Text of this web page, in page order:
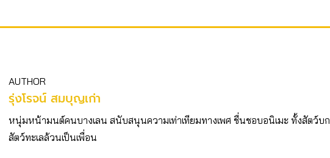
AUTHOR
รุ่งโรจน์ สมบุญเก่า
หนุ่มหน้ามนต์คนบางเลน สนับสนุนความเท่าเทียมทางเพศ ชื่นชอบอนิเมะ ทั้งสัตว์บก
สัตว์ทะเลล้วนเป็นเพื่อน